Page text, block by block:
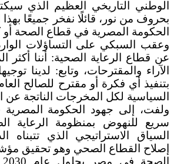
الوطني التاريخي العظيم الذي
بحروف من نور، قائلًا نفخر جميعًا
الحكومة المصرية في قطاع الصحة
وعقب السبكي على التساؤلات
عن قطاع الرعاية الصحية: أننا أكثر
الآراء والمقترحات، وتابع: لدينا
بتنفيذ أي فكرة أو مقترح للصالح
السياسية لكل المخرجات الناتجة عن
ولفت، إلى جهود الحكومة
سريع للنهوض بمنظومة الرعاية
السياق الاستراتيجي الذي تتبناه
إصلاح القطاع الصحي وهو تحقيق